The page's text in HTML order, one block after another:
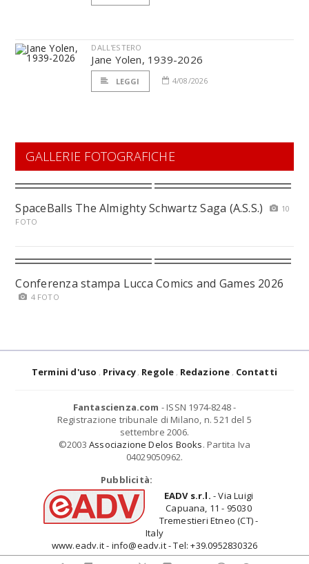
DALL'ESTERO
Jane Yolen, 1939-2026
LEGGI 4/08/2026
GALLERIE FOTOGRAFICHE
SpaceBalls The Almighty Schwartz Saga (A.S.S.)
10
FOTO
Conferenza stampa Lucca Comics and Games 2026
4 FOTO
Termini d'uso Privacy Regole Redazione Contatti
Fantascienza.com - ISSN 1974-8248 -
Registrazione tribunale di Milano, n. 521 del 5
settembre 2006.
©2003 Associazione Delos Books. Partita Iva
04029050962.
Pubblicità:
EADV s.r.l. - Via Luigi
Capuana, 11 - 95030
Tremestieri Etneo (CT) -
Italy
www.eadv.it - info@eadv.it - Tel: +39.0952830326